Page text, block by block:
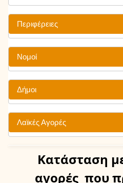
Περιφέρειες
Νομοί
Δήμοι
Λαϊκές Αγορές
Κατάσταση
αγορές που